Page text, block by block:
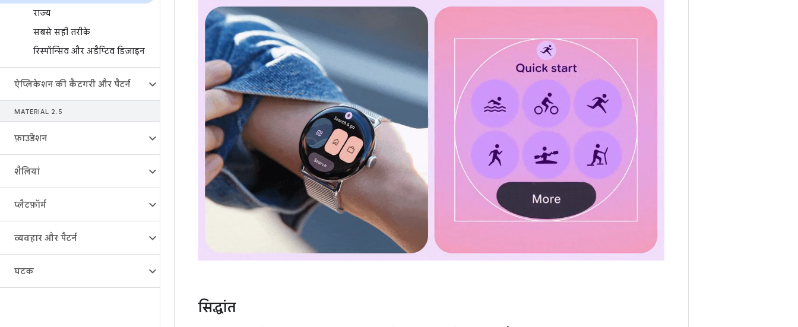
राज्य
सबसे सही तरीके
रिस्पॉन्सिव और अडैप्टिव डिज़ाइन
ऐप्लिकेशन की कैटगरी और पैटर्न
MATERIAL 2 . 5
फ़ाउंडेशन
शैलियां
प्लैटफ़ॉर्म
व्यवहार और पैटर्न
घटक
सिद्धांत